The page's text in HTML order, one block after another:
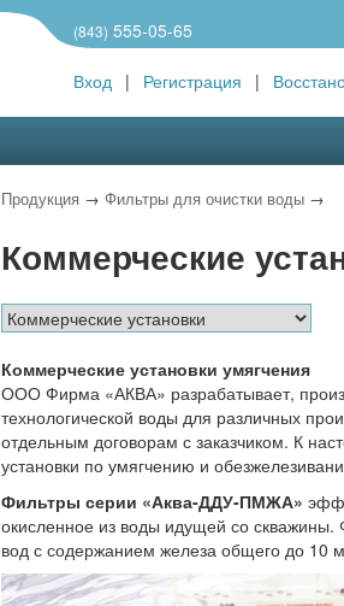
(843) 555-05-65
Вход| Регистрация |
Продукция → Фильтры для очистки воды →
Коммерческие
Коммерческие установки умягчения
ООО Фирма «АКВА» разрабатывает,
технологической воды для различных
отдельным договорам с заказчиком. К
установки по умягчению и
Фильтры серии «Аква-ДДУ-ПМЖА»
окисленное из воды идущей со
вод с содержанием железа общего до 10